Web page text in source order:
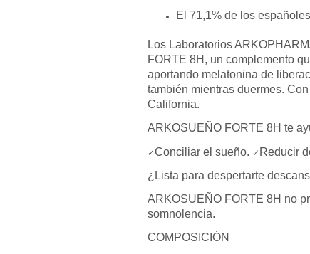
El 71,1% de los
Los Laboratorios
FORTE 8H, un complemento
aportando melatonina de
también mientras duermes.
California.
ARKOSUEÑO FORTE 8H te
✓Conciliar el sueño. ✓ Reducir
¿Lista para despertarte
ARKOSUEÑO FORTE 8H no
somnolencia.
COMPOSICIÓN